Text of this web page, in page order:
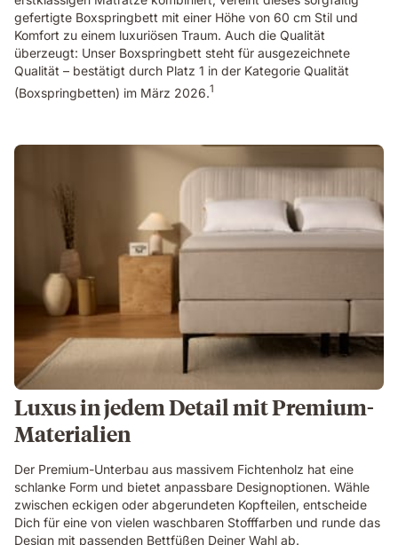
gefertigte Boxspringbett mit einer Höhe von 60 cm Stil und
Komfort zu einem luxuriösen Traum. Auch die Qualität
überzeugt: Unser Boxspringbett steht für ausgezeichnete
Qualität – bestätigt durch Platz 1 in der Kategorie Qualität
(Boxspringbetten) im März 2026.1
Luxus in jedem Detail mit Premium-
Materialien
Der Premium-Unterbau aus massivem Fichtenholz hat eine
schlanke Form und bietet anpassbare Designoptionen. Wähle
zwischen eckigen oder abgerundeten Kopfteilen, entscheide
Dich für eine von vielen waschbaren Stofffarben und runde das
Design mit passenden Bettfüßen Deiner Wahl ab.